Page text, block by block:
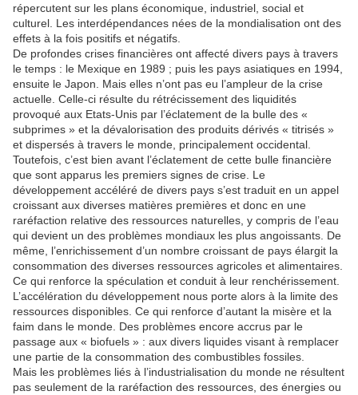
répercutent sur les plans économique, industriel, social et
culturel. Les interdépendances nées de la mondialisation ont des
effets à la fois positifs et négatifs.
De profondes crises financières ont affecté divers pays à travers
le temps : le Mexique en 1989 ; puis les pays asiatiques en 1994,
ensuite le Japon. Mais elles n’ont pas eu l’ampleur de la crise
actuelle. Celle-ci résulte du rétrécissement des liquidités
provoqué aux Etats-Unis par l’éclatement de la bulle des «
subprimes » et la dévalorisation des produits dérivés « titrisés »
et dispersés à travers le monde, principalement occidental.
Toutefois, c’est bien avant l’éclatement de cette bulle financière
que sont apparus les premiers signes de crise. Le
développement accéléré de divers pays s’est traduit en un appel
croissant aux diverses matières premières et donc en une
raréfaction relative des ressources naturelles, y compris de l’eau
qui devient un des problèmes mondiaux les plus angoissants. De
même, l’enrichissement d’un nombre croissant de pays élargit la
consommation des diverses ressources agricoles et alimentaires.
Ce qui renforce la spéculation et conduit à leur renchérissement.
L’accélération du développement nous porte alors à la limite des
ressources disponibles. Ce qui renforce d’autant la misère et la
faim dans le monde. Des problèmes encore accrus par le
passage aux « biofuels » : aux divers liquides visant à remplacer
une partie de la consommation des combustibles fossiles.
Mais les problèmes liés à l’industrialisation du monde ne résultent
pas seulement de la raréfaction des ressources, des énergies ou